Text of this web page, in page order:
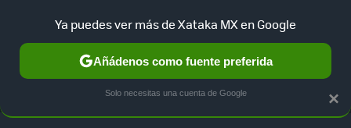
GUÍA DE COMPRAS MERCADO LIBRE ×
Ya puedes ver más de Xataka MX en Google
Añádenos como fuente preferida
Solo necesitas una cuenta de Google